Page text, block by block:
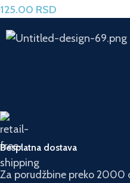
125.00 RSD
Besplatna dostava
Za porudžbine preko 2000